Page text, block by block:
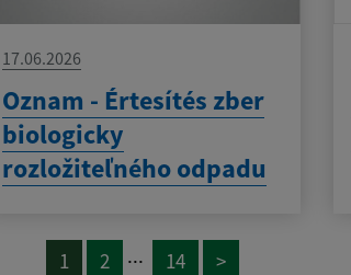
17.06.2026
Oznam - Értesítés zber
biologicky
rozložiteľného odpadu
1 2 ... 14 >